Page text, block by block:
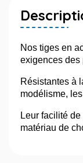
Nos tiges en
exigences des
Résistantes à
modélisme,
Leur facilité
matériau de